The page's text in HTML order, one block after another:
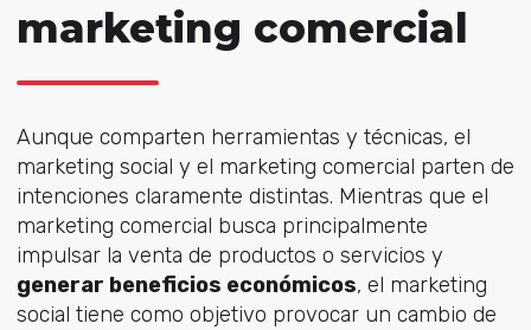
marketing comercial
Aunque comparten herramientas y técnicas, el
marketing social y el marketing comercial parten de
intenciones claramente distintas. Mientras que el
marketing comercial busca principalmente
impulsar la venta de productos o servicios y
generar beneficios económicos, el marketing
social tiene como objetivo provocar un cambio de